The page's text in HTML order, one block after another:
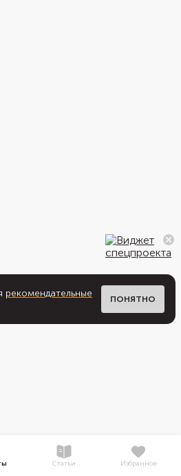
рекомендательные
ПОНЯТНО
Статьи Избранное